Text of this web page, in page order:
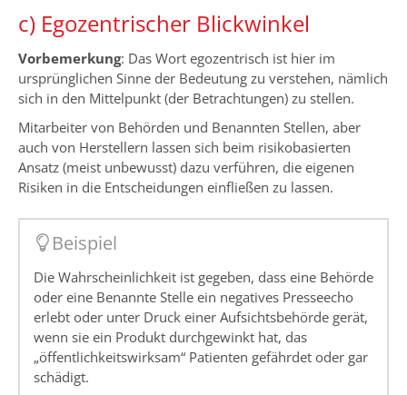
c) Egozentrischer Blickwinkel
Vorbemerkung: Das Wort egozentrisch ist hier im
ursprünglichen Sinne der Bedeutung zu verstehen, nämlich
sich in den Mittelpunkt (der Betrachtungen) zu stellen.
Mitarbeiter von Behörden und Benannten Stellen, aber
auch von Herstellern lassen sich beim risikobasierten
Ansatz (meist unbewusst) dazu verführen, die eigenen
Risiken in die Entscheidungen einfließen zu lassen.
Beispiel
Die Wahrscheinlichkeit ist gegeben, dass eine Behörde
oder eine Benannte Stelle ein negatives Presseecho
erlebt oder unter Druck einer Aufsichtsbehörde gerät,
wenn sie ein Produkt durchgewinkt hat, das
„öffentlichkeitswirksam“ Patienten gefährdet oder gar
schädigt.